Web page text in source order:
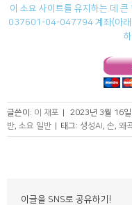
이 소요 사이트를 유지하는 데
037601-04-047794 계좌(아래
글쓴이: 이 재포 | 2023년 3월 16일
반, 소요 일반 | 태그: 생성AI, 손, 왜
이글을 SNS로 공유하기!